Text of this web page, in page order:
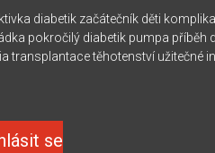
diabetik začátečník děti
pokročilý diabetik pumpa příběh
transplantace těhotenství užitečné
se